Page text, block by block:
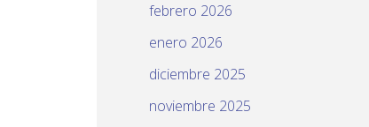
febrero 2026
enero 2026
diciembre 2025
noviembre 2025